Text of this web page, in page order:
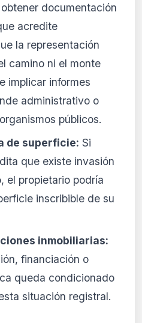
documentación
acredite
la representación
camino ni el monte
implicar informes
administrativo o
públicos.
de superficie: Si
que existe invasión
el propietario podría
inscribible de su
inmobiliarias:
financiación o
queda condicionado
situación registral.